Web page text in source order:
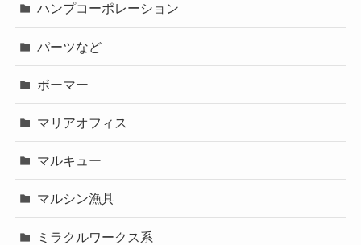
ハンプコーポレーション
パーツなど
ボーマー
マリアオフィス
マルキュー
マルシン漁具
ミラクルワークス系